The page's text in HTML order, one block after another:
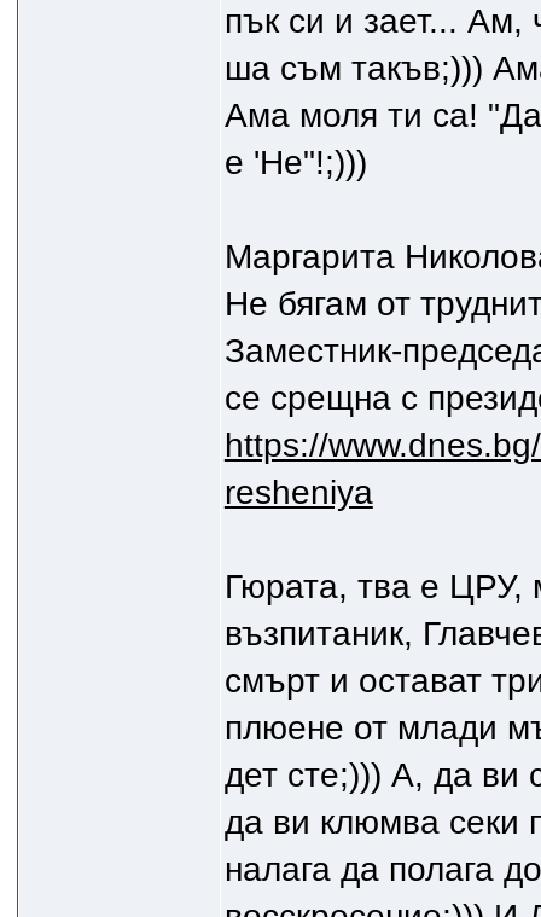
пък си и зает... Ам,
ша съм такъв;)))
Ама моля ти са!
е 'Не"!;)))
Маргарита
Не бягам от
Заместник-
се срещна с
https://
resheniya
Гюрата, тва е ЦРУ,
възпитаник,
смърт и остават
плюене от млади
дет сте;))) А, да ви
да ви клюмва секи
налага да полага